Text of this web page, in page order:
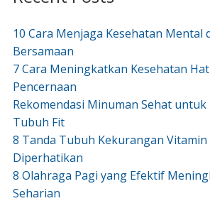
10 Cara Menjaga Kesehatan Mental
Bersamaan
7 Cara Meningkatkan Kesehatan
Pencernaan
Rekomendasi Minuman Sehat
Tubuh Fit
8 Tanda Tubuh Kekurangan
Diperhatikan
8 Olahraga Pagi yang Efektif
Seharian